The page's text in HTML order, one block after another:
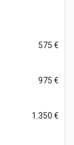
575 €
975 €
1.350 €